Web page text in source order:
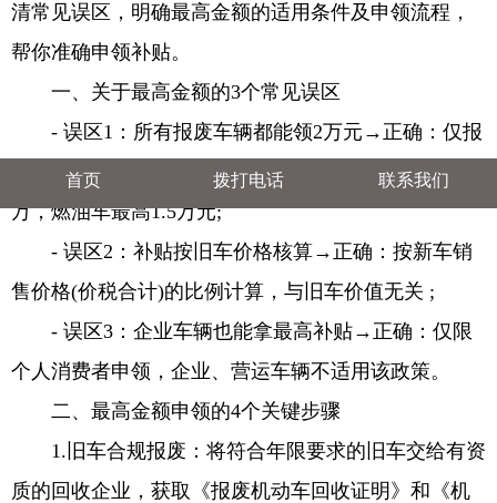
清常见误区，明确最高金额的适用条件及申领流程，
帮你准确申领补贴。
一、关于最高金额的3个常见误区
- 误区1：所有报废车辆都能领2万元→正确：仅报
废旧车后购买新能源乘用车，且新车价格达标才能拿2
万，燃油车最高1.5万元;
- 误区2：补贴按旧车价格核算→正确：按新车销
售价格(价税合计)的比例计算，与旧车价值无关 ;
- 误区3：企业车辆也能拿最高补贴→正确：仅限
个人消费者申领，企业、营运车辆不适用该政策。
二、最高金额申领的4个关键步骤
1.旧车合规报废：将符合年限要求的旧车交给有资
质的回收企业，获取《报废机动车回收证明》和《机
首页 拨打电话 联系我们